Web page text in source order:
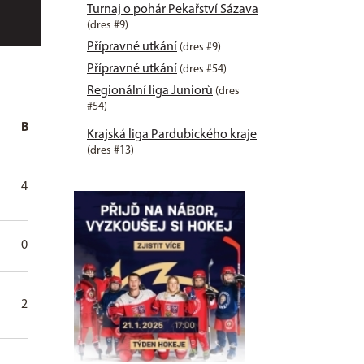
B +/- TM
4
0 0 0 2
2 10 6 4 4
Turnaj o pohár Pekařství Sázava
(dres #9)
Přípravné utkání (dres #9)
Přípravné utkání (dres #54)
Regionální liga Juniorů (dres
#54)
Krajská liga Pardubického kraje
(dres #13)